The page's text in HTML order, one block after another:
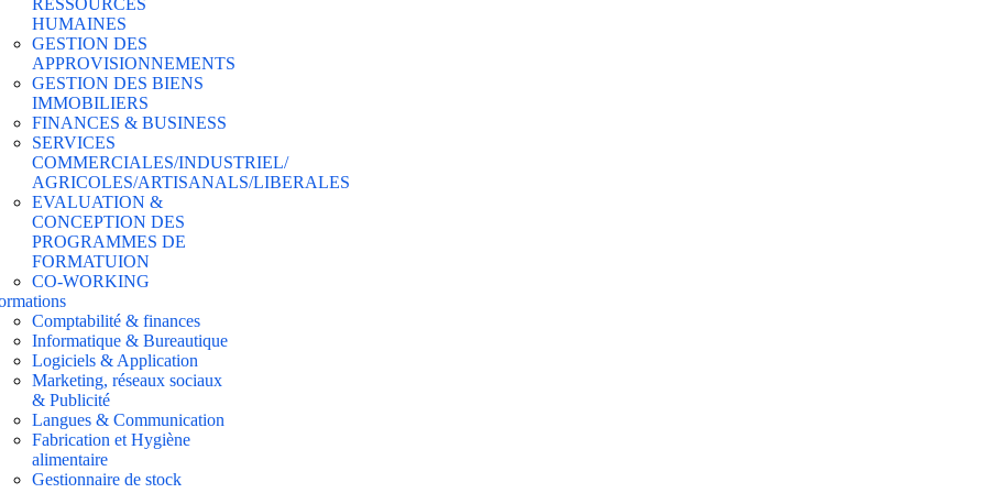
RESSOURCES
HUMAINES
GESTION DES
APPROVISIONNEMENTS
GESTION DES BIENS
IMMOBILIERS
FINANCES & BUSINESS
SERVICES
COMMERCIALES/INDUSTRIEL/
AGRICOLES/ARTISANALS/LIBERALES
EVALUATION &
CONCEPTION DES
PROGRAMMES DE
FORMATUION
CO-WORKING
Comptabilité & finances
Informatique & Bureautique
Logiciels & Application
Marketing, réseaux sociaux
& Publicité
Langues & Communication
Fabrication et Hygiène
alimentaire
Gestionnaire de stock